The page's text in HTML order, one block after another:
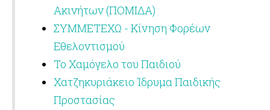
Ακινήτων (ΠΟΜΙΔΑ)
ΣΥΜΜΕΤΕΧΩ - Κίνηση Φορέων
Εθελοντισμού
Το Χαμόγελο του Παιδιού
Χατζηκυριάκειο Ίδρυμα Παιδικής
Προστασίας